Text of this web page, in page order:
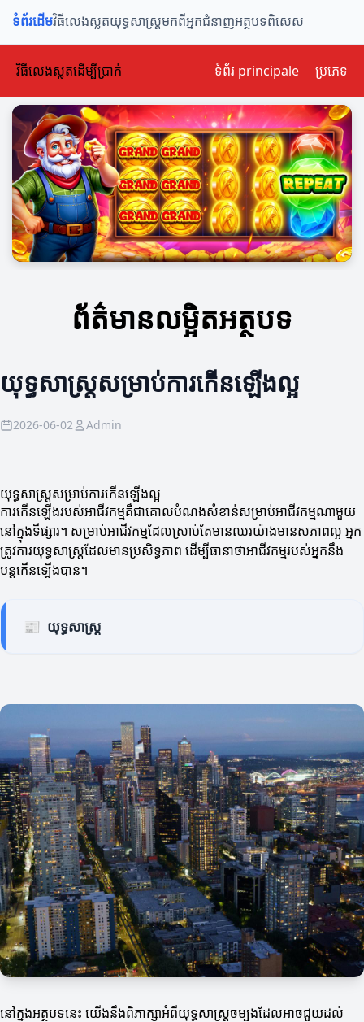
ទំព័រដើមវិធីលេងស្លតយុទ្ធសាស្ត្រមកពីអ្នកជំនាញអត្ថបទពិសេស
វិធីលេងស្លតដើម្បីប្រាក់ ទំព័រ principale ប្រភេទ
ព័ត៌មានលម្អិតអត្ថបទ
យុទ្ធសាស្ត្រសម្រាប់ការកើនឡើងល្អ
2026-06-02 Admin
យុទ្ធសាស្ត្រសម្រាប់ការកើនឡើងល្អ
ការកើនឡើងរបស់អាជីវកម្មគឺជាគោលបំណងសំខាន់សម្រាប់អាជីវកម្មណាមួយ
នៅក្នុងទីផ្សារ។ សម្រាប់អាជីវកម្មដែលស្រាប់តែមានឈរយ៉ាងមានសភាពល្អ អ្នក
ត្រូវការយុទ្ធសាស្ត្រដែលមានប្រសិទ្ធភាព ដើម្បីធានាថាអាជីវកម្មរបស់អ្នកនឹង
បន្តកើនឡើងបាន។
📰 យុទ្ធសាស្ត្រ
នៅក្នុងអត្ថបទនេះ យើងនឹងពិភាក្សាអំពីយុទ្ធសាស្ត្រចម្បងដែលអាចជួយដល់